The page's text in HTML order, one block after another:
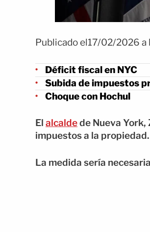
Publicado el17/02/2026 a
Déficit fiscal en NYC
Subida de impuestos
Choque con Hochul
El alcaldede Nueva
impuestos a la propiedad.
La medida sería